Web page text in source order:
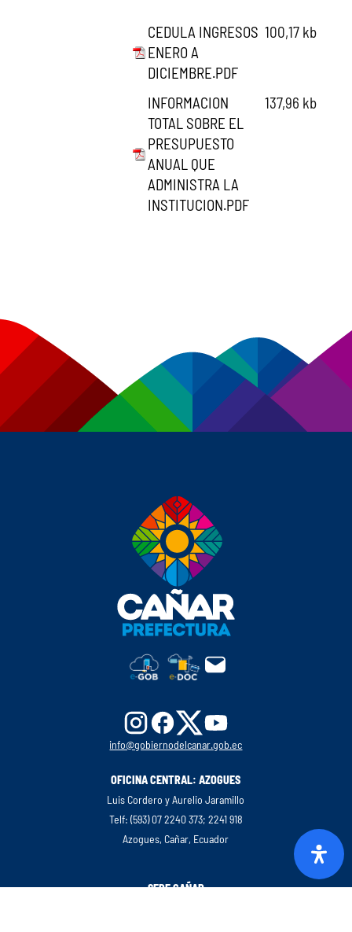
CEDULA INGRESOS
ENERO A
DICIEMBRE.PDF
100,17 kb
INFORMACION
TOTAL SOBRE EL
PRESUPUESTO
ANUAL QUE
ADMINISTRA LA
INSTITUCION.PDF
137,96 kb
info@gobiernodelcanar.gob.ec
OFICINA CENTRAL: AZOGUES
Luis Cordero y Aurelio Jaramillo
Telf: (593) 07 2240 373; 2241 918
Azogues, Cañar, Ecuador
SEDE CAÑAR